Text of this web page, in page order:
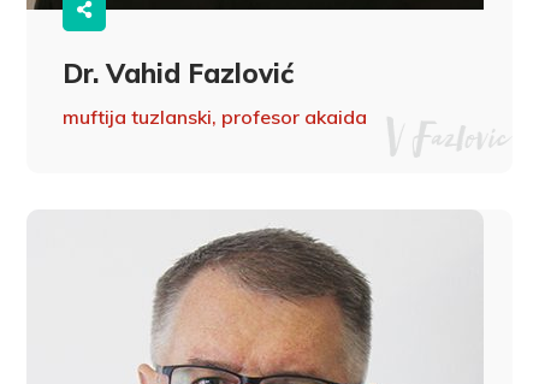
Dr. Vahid Fazlović
muftija tuzlanski, profesor akaida